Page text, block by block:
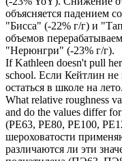
объясняется падением
"Бисса" (-22% г/г) и
объемов
"Нерюнгри" (-23% г/г).
If Kathleen doesn't pull her
school. Если Кейтлин не
остаться в школе на лето.
What relative roughness
and do the values differ
(PE63, PE80, PE100,
шероховатости
различаются ли эти